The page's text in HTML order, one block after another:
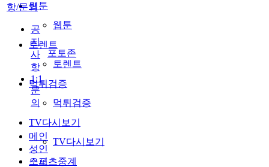
웹툰
웹툰
토렌트
토렌트
먹튀검증
먹튀검증
TV다시보기
TV다시보기
스포츠중계
항/문의
공
지
사
항
1:1
문
의
포토존
메인
성인
오피